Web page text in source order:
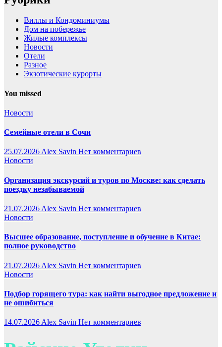
Виллы и Кондоминиумы
Дом на побережье
Жилые комплексы
Новости
Отели
Разное
Экзотические курорты
You missed
Новости
Семейные отели в Сочи
25.07.2026Alex Savin Нет комментариев
Новости
Организация экскурсий и туров по Москве: как сделать
поездку незабываемой
21.07.2026 Alex Savin Нет комментариев
Новости
Высшее образование, поступление и обучение в Китае:
полное руководство
21.07.2026 Alex Savin Нет комментариев
Новости
Подбор горящего тура: как найти выгодное предложение и
не ошибиться
14.07.2026 Alex Savin Нет комментариев